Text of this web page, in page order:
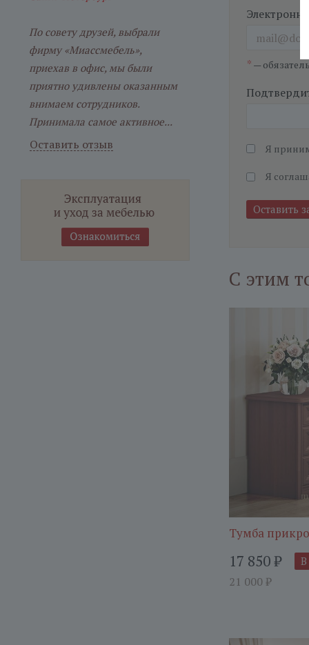
* —
Я
Я
С этим
Тумба
17 850₽
21 000 ₽
В
По совету друзей, выбрали
фирму «Миассмебель»,
приехав в офис, мы были
приятно удивлены оказанным
внимаем сотрудников.
Принимала самое активное...
Оставить отзыв